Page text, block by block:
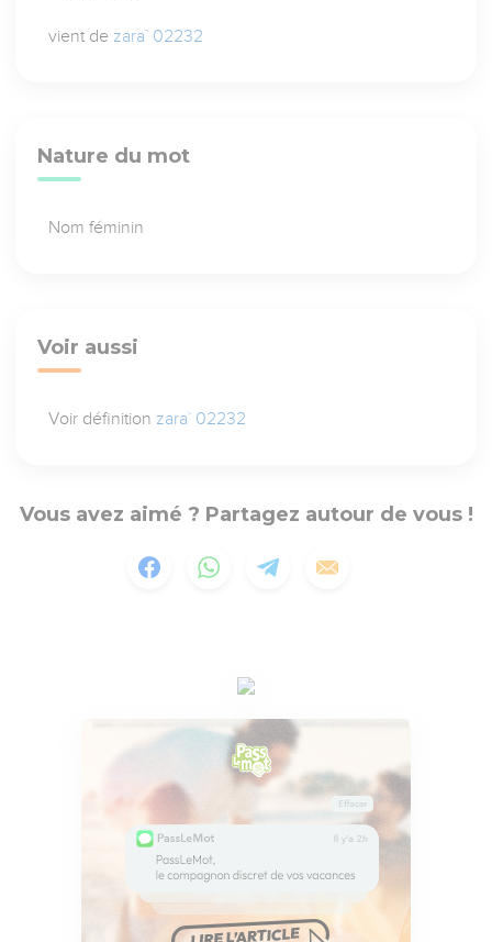
vient de zara` 02232
Nature du mot
Nom féminin
Voir aussi
Voir définition zara` 02232
Vous avez aimé ? Partagez autour de vous !